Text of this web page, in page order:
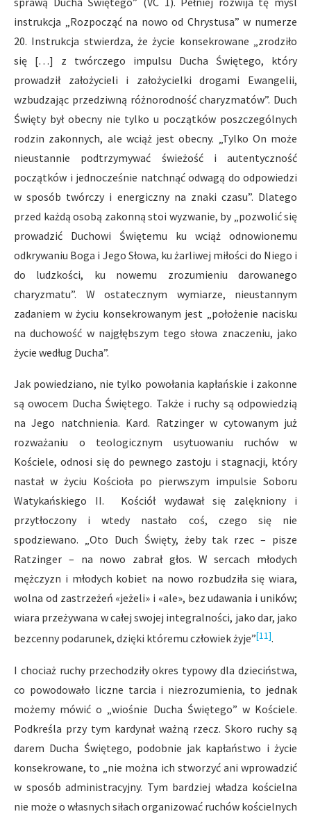
instrukcja „Rozpocząć na nowo od Chrystusa” w numerze
20. Instrukcja stwierdza, że życie konsekrowane „zrodziło
się […] z twórczego impulsu Ducha Świętego, który
prowadził założycieli i założycielki drogami Ewangelii,
wzbudzając przedziwną różnorodność charyzmatów”. Duch
Święty był obecny nie tylko u początków poszczególnych
rodzin zakonnych, ale wciąż jest obecny. „Tylko On może
nieustannie podtrzymywać świeżość i autentyczność
początków i jednocześnie natchnąć odwagą do odpowiedzi
w sposób twórczy i energiczny na znaki czasu”. Dlatego
przed każdą osobą zakonną stoi wyzwanie, by „pozwolić się
prowadzić Duchowi Świętemu ku wciąż odnowionemu
odkrywaniu Boga i Jego Słowa, ku żarliwej miłości do Niego i
do ludzkości, ku nowemu zrozumieniu darowanego
charyzmatu”. W ostatecznym wymiarze, nieustannym
zadaniem w życiu konsekrowanym jest „położenie nacisku
na duchowość w najgłębszym tego słowa znaczeniu, jako
życie według Ducha”.
Jak powiedziano, nie tylko powołania kapłańskie i zakonne
są owocem Ducha Świętego. Także i ruchy są odpowiedzią
na Jego natchnienia. Kard. Ratzinger w cytowanym już
rozważaniu o teologicznym usytuowaniu ruchów w
Kościele, odnosi się do pewnego zastoju i stagnacji, który
nastał w życiu Kościoła po pierwszym impulsie Soboru
Watykańskiego II. Kościół wydawał się zalękniony i
przytłoczony i wtedy nastało coś, czego się nie
spodziewano. „Oto Duch Święty, żeby tak rzec – pisze
Ratzinger – na nowo zabrał głos. W sercach młodych
mężczyzn i młodych kobiet na nowo rozbudziła się wiara,
wolna od zastrzeżeń «jeżeli» i «ale», bez udawania i uników;
wiara przeżywana w całej swojej integralności, jako dar, jako
bezcenny podarunek, dzięki któremu człowiek żyje”[11].
I chociaż ruchy przechodziły okres typowy dla dzieciństwa,
co powodowało liczne tarcia i niezrozumienia, to jednak
możemy mówić o „wiośnie Ducha Świętego” w Kościele.
Podkreśla przy tym kardynał ważną rzecz. Skoro ruchy są
darem Ducha Świętego, podobnie jak kapłaństwo i życie
konsekrowane, to „nie można ich stworzyć ani wprowadzić
w sposób administracyjny. Tym bardziej władza kościelna
nie może o własnych siłach organizować ruchów kościelnych